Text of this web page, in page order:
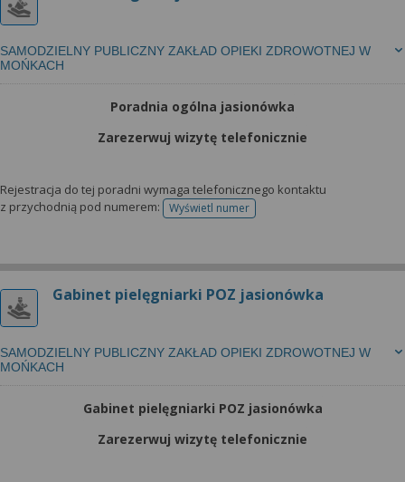
SAMODZIELNY PUBLICZNY ZAKŁAD OPIEKI ZDROWOTNEJ W
MOŃKACH
Poradnia ogólna jasionówka
Zarezerwuj wizytę telefonicznie
Rejestracja do tej poradni wymaga telefonicznego kontaktu
z przychodnią pod numerem:
Wyświetl numertelefonu do rejestracji
Gabinet pielęgniarki POZ jasionówka
SAMODZIELNY PUBLICZNY ZAKŁAD OPIEKI ZDROWOTNEJ W
MOŃKACH
Gabinet pielęgniarki POZ jasionówka
Zarezerwuj wizytę telefonicznie